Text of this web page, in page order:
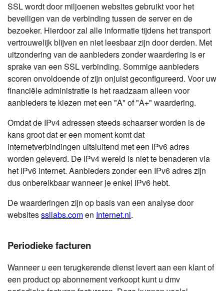
SSL wordt door miljoenen websites gebruikt voor het
beveiligen van de verbinding tussen de server en de
bezoeker. Hierdoor zal alle informatie tijdens het transport
vertrouwelijk blijven en niet leesbaar zijn door derden. Met
uitzondering van de aanbieders zonder waardering is er
sprake van een SSL verbinding. Sommige aanbieders
scoren onvoldoende of zijn onjuist geconfigureerd. Voor uw
financiële administratie is het raadzaam alleen voor
aanbieders te kiezen met een "A" of "A+" waardering.
Omdat de IPv4 adressen steeds schaarser worden is de
kans groot dat er een moment komt dat
internetverbindingen uitsluitend met een IPv6 adres
worden geleverd. De IPv4 wereld is niet te benaderen via
het IPv6 internet. Aanbieders zonder een IPv6 adres zijn
dus onbereikbaar wanneer je enkel IPv6 hebt.
De waarderingen zijn op basis van een analyse door
websitesssllabs.comen Internet.nl.
Periodieke facturen
Wanneer u een terugkerende dienst levert aan een klant of
een product op abonnement verkoopt kunt u dmv